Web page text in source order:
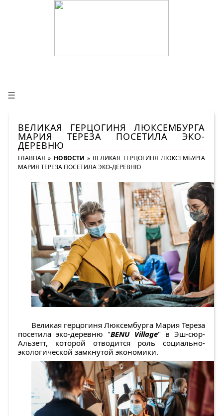
☰
ВЕЛИКАЯ ГЕРЦОГИНЯ ЛЮКСЕМБУРГА
МАРИЯ ТЕРЕЗА ПОСЕТИЛА ЭКО-
ДЕРЕВНЮ
ГЛАВНАЯ » НОВОСТИ » ВЕЛИКАЯ ГЕРЦОГИНЯ ЛЮКСЕМБУРГА
МАРИЯ ТЕРЕЗА ПОСЕТИЛА ЭКО-ДЕРЕВНЮ
Великая герцогиня Люксембурга Мария Тереза
посетила эко-деревню "BENU Village" в Эш-сюр-
Альзетт, которой отводится роль социально-
экологической замкнутой экономики.